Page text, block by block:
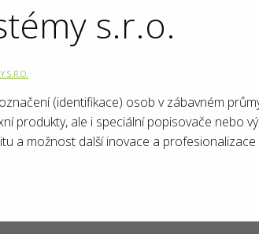
s.r.o.
S.R.O.
(identifikace) osob v zábavném
produkty, ale i speciální popisovače
a možnost další inovace a